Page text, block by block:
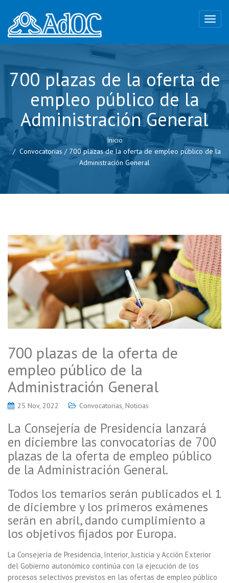
700 plazas de la oferta de
empleo público de la
Administración General
Inicio
Convocatorias /700 plazas de la oferta de empleo público de la
Administración General
700 plazas de la oferta de
empleo público de la
Administración General
25 Nov, 2022 Convocatorias, Noticias
La Consejería de Presidencia lanzará
en diciembre las convocatorias de 700
plazas de la oferta de empleo público
de la Administración General.
Todos los temarios serán publicados el 1
de diciembre y los primeros exámenes
serán en abril, dando cumplimiento a
los objetivos fijados por Europa.
La Consejería de Presidencia, Interior, Justicia y Acción Exterior
del Gobierno autonómico continúa con la ejecución de los
procesos selectivos previstos en las ofertas de empleo público